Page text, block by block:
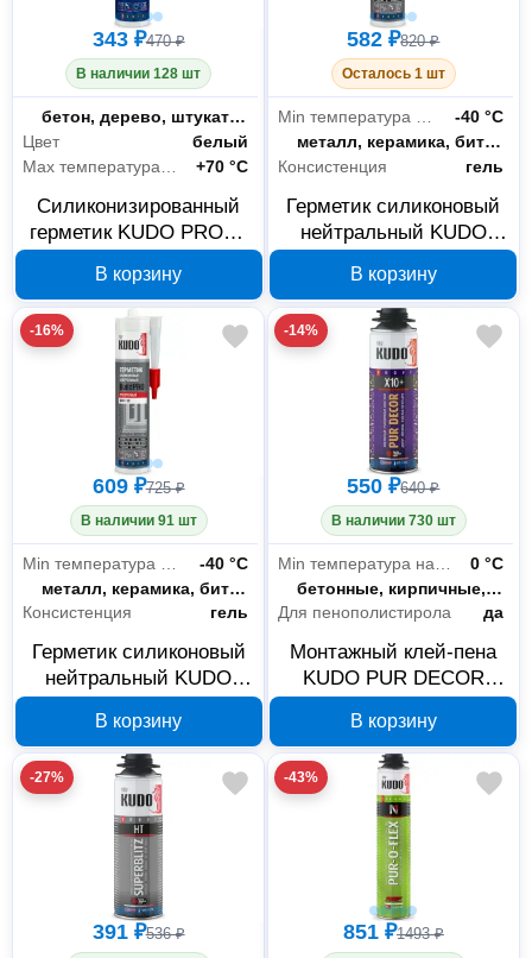
343 ₽470 ₽
В наличии 128 шт
Склеиваемые материалы бетон, дерево, штукатурка, кафель, гипсокартон, стекло, алюминий, металл, ПВХ
Цвет
белый
+70 °С
Силиконизированный
герметик KUDO PROFF
В корзину
582 ₽820 ₽
Осталось 1 шт
-40 °С
Склеиваемые материалы металл, керамика, битум, пластик, дерево, стекло, бетон
Консистенция
гель
Герметик силиконовый
нейтральный KUDO
SMS-131
В корзину
-16%
609 ₽725 ₽
В наличии 91 шт
-40 °С
Склеиваемые материалы металл, керамика, битум, пластик, дерево, стекло, бетон
Консистенция
гель
Герметик силиконовый
нейтральный KUDO
мл SMS-130
В корзину
-14%
550 ₽640 ₽
В наличии 730 шт
0 °С
Склеиваемые материалы бетонные, кирпичные, каменные, металлические, оштукатуренные, битумные и деревянные
Для пенополистирола
да
Монтажный клей-пена
KUDO PUR DECOR
KUPP06B10HC
В корзину
-27%
391 ₽536 ₽
-43%
851 ₽1493 ₽